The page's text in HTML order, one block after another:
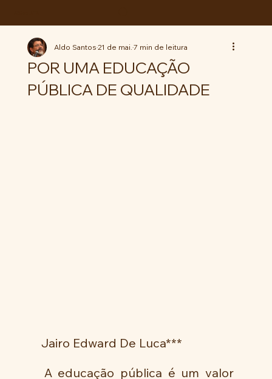
POR UMA EDUCAÇÃO
PÚBLICA DE QUALIDADE
Aldo Santos21 de mai.7 min de leitura
Jairo Edward De Luca***